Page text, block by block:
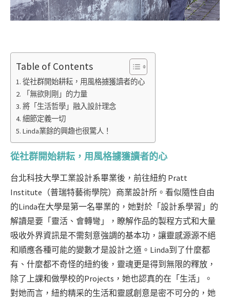
Table of Contents
從社群開始耕耘，用風格擄獲讀者的心
「無欲則剛」的力量
將「生活哲學」融入設計理念
細節定義一切
Linda業餘的興趣也很驚人！
從社群開始耕耘，用風格擄獲讀者的心
台北科技大學工業設計系畢業後，前往紐約 Pratt
Institute（普瑞特藝術學院）商業設計所。看似隨性自由
的Linda在大學是第一名畢業的，她對於「設計系學習」的
解讀是要「靈活、會轉彎」，瞭解作品的製程方式和大量
吸收外界資訊是不需刻意強調的基本功，讓靈感源源不絕
和順應各種可能的變數才是設計之道。Linda到了什麼都
有、什麼都不奇怪的紐約後，靈魂更是得到無限的釋放，
除了上課和做學校的Projects，她也認真的在「生活」。
對她而言，紐約精采的生活和靈感創意是密不可分的，她